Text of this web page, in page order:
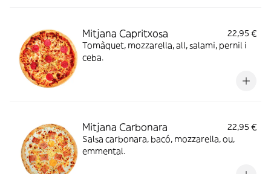
Mitjana Capritxosa
22,95 €
Tomàquet, mozzarella, all, salami, pernil i
ceba.
Mitjana Carbonara
22,95 €
Salsa carbonara, bacó, mozzarella, ou,
emmental.